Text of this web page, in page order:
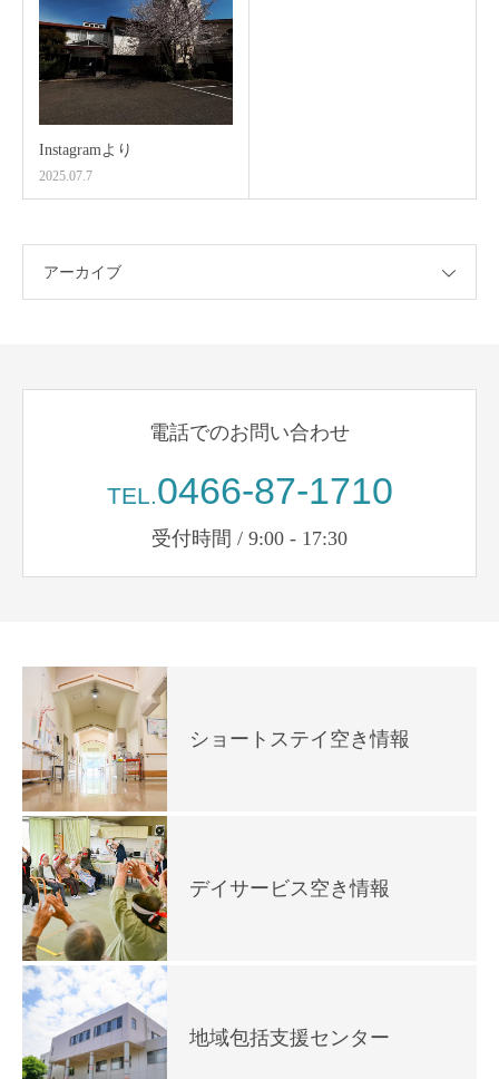
Instagramより
2025.07.7
アーカイブ
電話でのお問い合わせ
TEL.0466-87-1710
受付時間 / 9:00 - 17:30
ショートステイ空き情報
デイサービス空き情報
地域包括支援センター